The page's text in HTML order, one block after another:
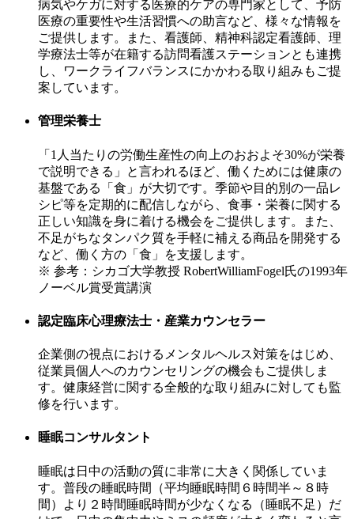
病気やケガに対する医療的ケアの専門家として、予防
医療の重要性や生活習慣への助言など、様々な情報を
ご提供します。また、看護師、精神科認定看護師、理
学療法士等が在籍する訪問看護ステーションとも連携
し、ワークライフバランスにかかわる取り組みもご提
案しています。
管理栄養士
「1人当たりの労働生産性の向上のおおよそ30%が栄養
で説明できる」と言われるほど、働くためには健康の
基盤である「食」が大切です。季節や目的別の一品レ
シピ等を定期的に配信しながら、食事・栄養に関する
正しい知識を身に着ける機会をご提供します。また、
不足がちなタンパク質を手軽に補える商品を開発する
など、働く方の「食」を支援します。
※ 参考：シカゴ大学教授 RobertWilliamFogel氏の1993年
ノーベル賞受賞講演
認定臨床心理療法士・産業カウンセラー
企業側の視点におけるメンタルヘルス対策をはじめ、
従業員個人へのカウンセリングの機会もご提供しま
す。健康経営に関する全般的な取り組みに対しても監
修を行います。
睡眠コンサルタント
睡眠は日中の活動の質に非常に大きく関係していま
す。普段の睡眠時間（平均睡眠時間６時間半～８時
間）より２時間睡眠時間が少なくなる（睡眠不足）だ